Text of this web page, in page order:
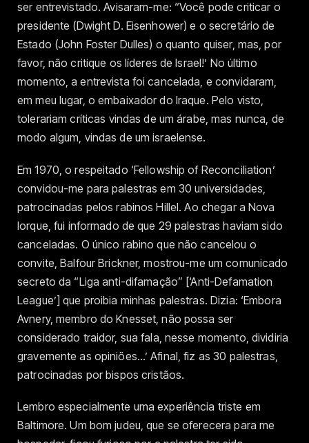
ser entrevistado. Avisaram-me: “Você pode criticar o
presidente (Dwight D. Eisenhower) e o secretário de
Estado (John Foster Dulles) o quanto quiser, mas, por
favor, não critique os líderes de Israel!’ No último
momento, a entrevista foi cancelada, e convidaram,
em meu lugar, o embaixador do Iraque. Pelo visto,
tolerariam críticas vindas de um árabe, mas nunca, de
modo algum, vindas de um israelense.
Em 1970, o respeitado ‘Fellowship of Reconciliation’
convidou-me para palestras em 30 universidades,
patrocinadas pelos rabinos Hillel. Ao chegar a Nova
Iorque, fui informado de que 29 palestras haviam sido
canceladas. O único rabino que não cancelou o
convite, Balfour Brickner, mostrou-me um comunicado
secreto da “Liga anti-difamação” [‘Anti-Defamation
League’] que proibia minhas palestras. Dizia: ‘Embora
Avnery, membro do Knesset, não possa ser
considerado traidor, sua fala, nesse momento, dividiria
gravemente as opiniões…’ Afinal, fiz as 30 palestras,
patrocinadas por bispos cristãos.
Lembro especialmente uma experiência triste em
Baltimore. Um bom judeu, que se oferecera para me